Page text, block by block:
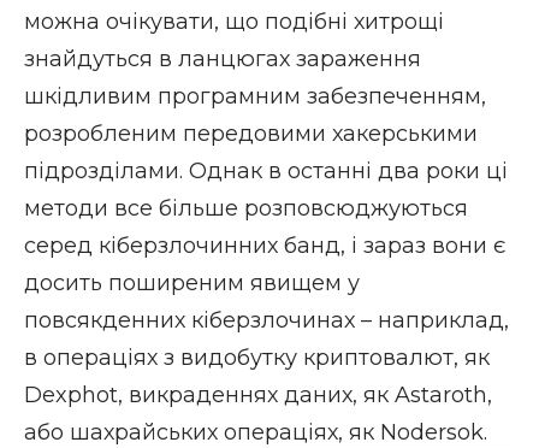
можна очікувати, що подібні хитрощі
знайдуться в ланцюгах зараження
шкідливим програмним забезпеченням,
розробленим передовими хакерськими
підрозділами. Однак в останні два роки ці
методи все більше розповсюджуються
серед кіберзлочинних банд, і зараз вони є
досить поширеним явищем у
повсякденних кіберзлочинах – наприклад,
в операціях з видобутку криптовалют, як
Dexphot, викраденнях даних, як Astaroth,
або шахрайських операціях, як Nodersok.